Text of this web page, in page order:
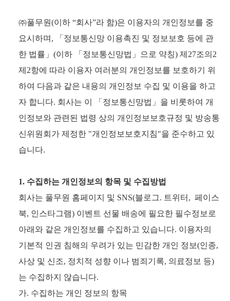
㈜풀무원(이하 “회사”라 함)은 이용자의 개인정보를 중
요시하며, 「정보통신망 이용촉진 및 정보보호 등에 관
한 법률」(이하 「정보통신망법」으로 약칭) 제27조의2
제2항에 따라 이용자 여러분의 개인정보를 보호하기 위
하여 다음과 같은 내용의 개인정보 수집 및 이용을 하고
자 합니다. 회사는 이 「정보통신망법」을 비롯하여 개
인정보와 관련된 법령 상의 개인정보보호규정 및 방송통
신위원회가 제정한 "개인정보보호지침"을 준수하고 있
습니다.
1. 수집하는 개인정보의 항목 및 수집방법
회사는 풀무원 홈페이지 및 SNS(블로그. 트위터, 페이스
북, 인스타그램) 이벤트 선물 배송에 필요한 필수정보로
아래와 같은 개인정보를 수집하고 있습니다. 이용자의
기본적 인권 침해의 우려가 있는 민감한 개인 정보(인종,
사상 및 신조, 정치적 성향 이나 범죄기록, 의료정보 등)
는 수집하지 않습니다.
가. 수집하는 개인 정보의 항목